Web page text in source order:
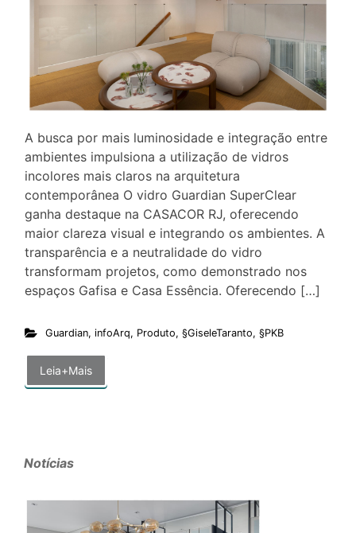
A busca por mais luminosidade e integração entre
ambientes impulsiona a utilização de vidros
incolores mais claros na arquitetura
contemporânea O vidro Guardian SuperClear
ganha destaque na CASACOR RJ, oferecendo
maior clareza visual e integrando os ambientes. A
transparência e a neutralidade do vidro
transformam projetos, como demonstrado nos
espaços Gafisa e Casa Essência. Oferecendo […]
Guardian, infoArq, Produto, §GiseleTaranto, §PKB
Leia+Mais
Notícias